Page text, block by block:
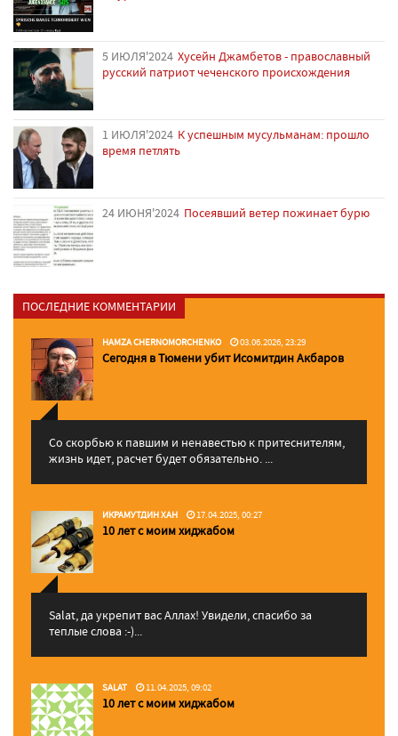
5 ИЮЛЯ'2024 Хусейн Джамбетов - православный
русский патриот чеченского происхождения
1 ИЮЛЯ'2024 К успешным мусульманам: прошло
время петлять
24 ИЮНЯ'2024 Посеявший ветер пожинает бурю
ПОСЛЕДНИЕ КОММЕНТАРИИ
HAMZA CHERNOMORCHENKO 03.06.2026, 23:29
Сегодня в Тюмени убит Исомитдин Акбаров
Со скорбью к павшим и ненавестью к притеснителям,
жизнь идет, расчет будет обязательно. ...
ИКРАМУТДИН ХАН 17.04.2025, 00:27
10 лет с моим хиджабом
Salat, да укрепит вас Аллаx! Увидели, спасибо за
теплые слова :-)...
SALAT 11.04.2025, 09:02
10 лет с моим хиджабом